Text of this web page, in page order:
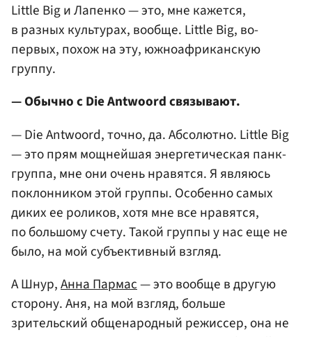
Little Big и Лапенко — это, мне кажется,
в разных культурах, вообще. Little Big, во-
первых, похож на эту, южноафриканскую
группу.
— Обычно с Die Antwoord связывают.
— Die Antwoord, точно, да. Абсолютно. Little Big
— это прям мощнейшая энергетическая панк-
группа, мне они очень нравятся. Я являюсь
поклонником этой группы. Особенно самых
диких ее роликов, хотя мне все нравятся,
по большому счету. Такой группы у нас еще не
было, на мой субъективный взгляд.
А Шнур,Анна Пармас— это вообще в другую
сторону. Аня, на мой взгляд, больше
зрительский общенародный режиссер, она не